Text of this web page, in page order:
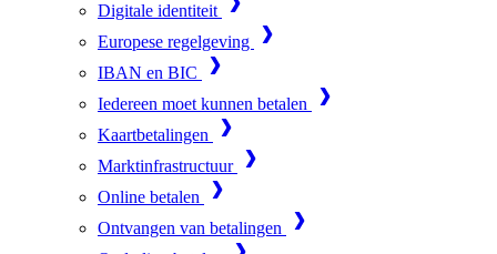
Digitale identiteit
Europese regelgeving
IBAN en BIC
Iedereen moet kunnen betalen
Kaartbetalingen
Marktinfrastructuur
Online betalen
Ontvangen van betalingen